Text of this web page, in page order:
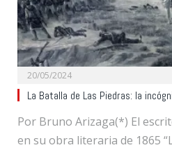
20/05/2024
La Batalla de Las Piedras: la
Por Bruno Arizaga(*) El
en su obra literaria de 1865